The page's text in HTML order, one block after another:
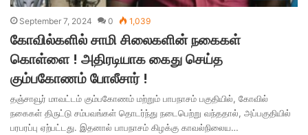
September 7, 2024 0 1,039
கோவில்களில் சாமி சிலைகளின் நகைகள்
கொள்ளை ! அதிரடியாக கைது செய்த
கும்பகோணம் போலீசார் !
தஞ்சாவூர் மாவட்டம் கும்பகோணம் மற்றும் பாபநாசம் பகுதியில், கோவில்
நகைகள் திருட்டு சம்பவங்கள் தொடர்ந்து நடைபெற்று வந்ததால், அப்பகுதியில்
பரபரப்பு ஏற்பட்டது. இதனால் பாபநாசம் கிழக்கு காவல்நிலைய…